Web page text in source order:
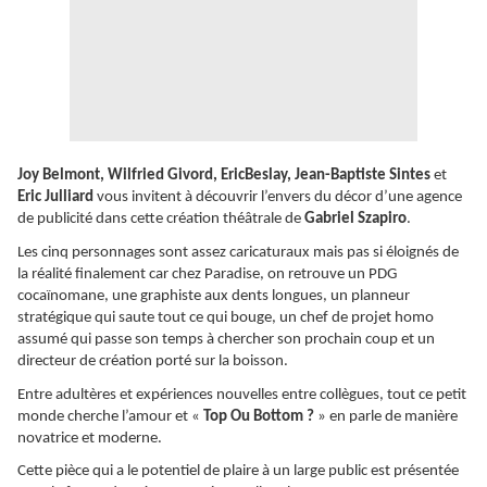
Joy Belmont, Wilfried Givord, EricBeslay, Jean-Baptiste Sintes et
Eric Julliard vous invitent à découvrir l’envers du décor d’une agence
de publicité dans cette création théâtrale de Gabriel Szapiro.
Les cinq personnages sont assez caricaturaux mais pas si éloignés de
la réalité finalement car chez Paradise, on retrouve un PDG
cocaïnomane, une graphiste aux dents longues, un planneur
stratégique qui saute tout ce qui bouge, un chef de projet homo
assumé qui passe son temps à chercher son prochain coup et un
directeur de création porté sur la boisson.
Entre adultères et expériences nouvelles entre collègues, tout ce petit
monde cherche l’amour et « Top Ou Bottom ? » en parle de manière
novatrice et moderne.
Cette pièce qui a le potentiel de plaire à un large public est présentée